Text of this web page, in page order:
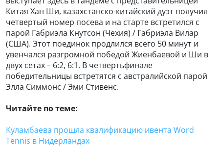
Китая Хан Ши, казахстанско-китайский дуэт получил
четвертый номер посева и на старте встретился с
парой Габриэла Кнутсон (Чехия) / Габриэла Вилар
(США). Этот поединок продлился всего 50 минут и
увенчался разгромной победой Жиенбаевой и Ши в
двух сетах – 6:2, 6:1. В четвертьфинале
победительницы встретятся с австралийской парой
Элла Симмонс / Эми Стивенс.
Читайте по теме:
Куламбаева прошла квалификацию ивента Word
Tennis в Нидерландах